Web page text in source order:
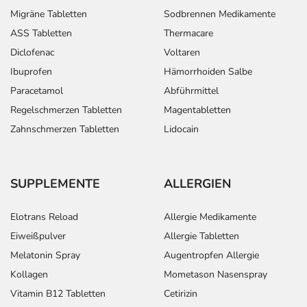
Einnahme vergessen?
Setzen Sie die Einnahme zum nächsten vorgeschriebenen
Zeitpunkt ganz normal (also nicht mit der doppelten
Menge) fort.
Kleinkindern und älteren Menschen auf eine
gewissenhafte Dosierung. Im Zweifelsfalle fragen Sie
Angaben der Packungsbeilage abweichen. Da der Arzt sie
individuell abstimmt, sollten Sie das Arzneimittel daher
nach seinen Anweisungen anwenden.
Aufbewahrung
Migräne Tabletten
ASS Tabletten
Diclofenac
Ibuprofen
Paracetamol
Regelschmerzen Tabletten
Zahnschmerzen Tabletten
Sodbrennen Medikamente
Thermacare
Voltaren
Hämorrhoiden Salbe
Abführmittel
Magentabletten
Lidocain
SUPPLEMENTE
Elotrans Reload
Eiweißpulver
Melatonin Spray
Kollagen
Vitamin B12 Tabletten
ALLERGIEN
Allergie Medikamente
Allergie Tabletten
Augentropfen Allergie
Mometason Nasenspray
Cetirizin